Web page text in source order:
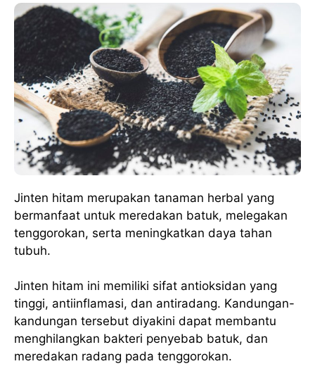
Jinten hitam merupakan tanaman herbal yang
bermanfaat untuk meredakan batuk, melegakan
tenggorokan, serta meningkatkan daya tahan
tubuh.
Jinten hitam ini memiliki sifat antioksidan yang
tinggi, antiinflamasi, dan antiradang. Kandungan-
kandungan tersebut diyakini dapat membantu
menghilangkan bakteri penyebab batuk, dan
meredakan radang pada tenggorokan.